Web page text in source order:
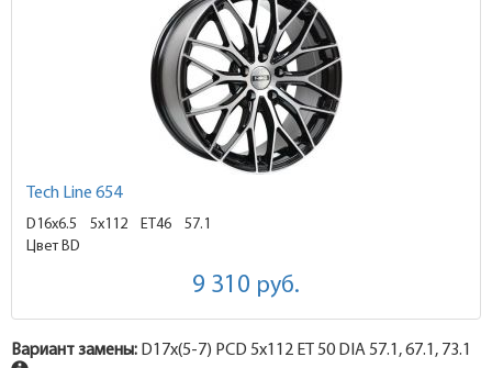
Tech Line 654
D16x6.5 5x112 ET46
57.1
Цвет BD
9 310 руб.
Вариант замены: D17x(5-7) PCD 5x112 ET 50 DIA 57.1, 67.1, 73.1